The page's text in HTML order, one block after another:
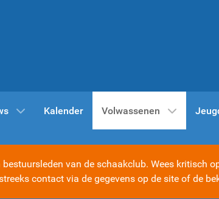
Kalender Volwassenen
van de schaakclub. Wees kritisch
contact via de gegevens op de site of de